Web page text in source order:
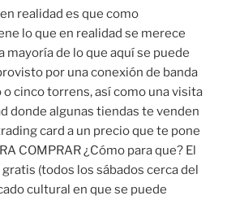
realidad es que como
lo que en realidad se merece
mayoría de lo que aquí se puede
por una conexión de banda
o cinco torrens, así como una visita
donde algunas tiendas te venden
card a un precio que te pone
COMPRAR ¿Cómo para que? El
(todos los sábados cerca del
cultural en que se puede